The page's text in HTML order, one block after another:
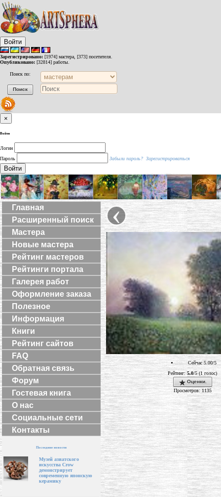
Войти
Зарегистрировано: [1974] мастера, [373] посетителя.
Опубликовано: [32814] работы.
Поиск по:
×
Войти
Логин
Пароль
Забыли пароль? Зарегистрироваться
Войти
Главная
Расширенный поиск
Мастера
Новые мастера
Рейтинг мастеров
Рейтинги портала
Галерея работ
Оформление заказа
Полезное
Информация
Книги
Рейтинг сайтов
FAQ
Обратная связь
Форум
Гостевая книга
О нас
Социальные сети
Контакты
Последние новости
Музей азиатского
искусства Crow
демонстрирует
современную японскую
керамику
‹
Сейчас 5.00/5
Рейтинг: 5.0/5 (1 голос)
Оценки.
Просмотров: 1135